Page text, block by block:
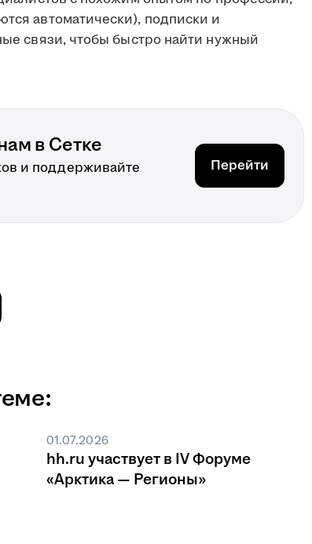
автоматически), подписки и
связи, чтобы быстро найти нужный
в Сетке
и поддерживайте
Перейти
01.07.2026
hh.ru участвует в IV Форуме
«Арктика — Регионы»